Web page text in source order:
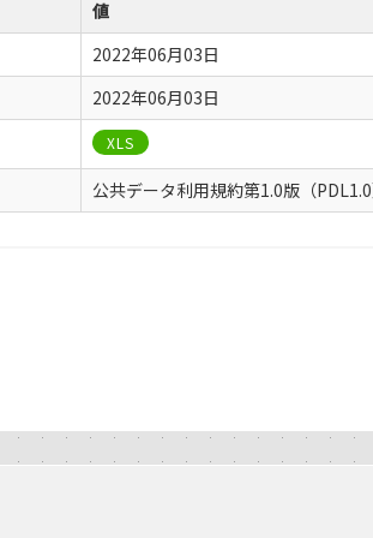
値
2022年06月03日
2022年06月03日
XLS
公共データ利用規約第1.0版（